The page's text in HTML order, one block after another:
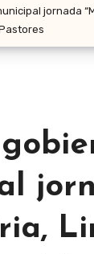
jornada